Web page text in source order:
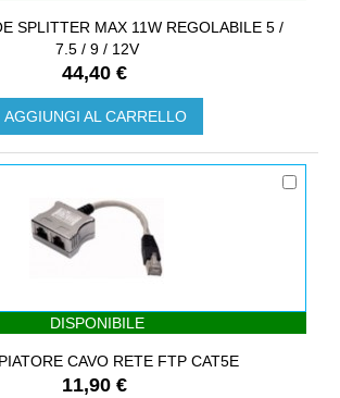
SPLITTER MAX 11W REGOLABILE 5 /
7.5 / 9 / 12V
44,40 €
AGGIUNGI AL CARRELLO
DISPONIBILE
CAVO RETE FTP CAT5E
11,90 €